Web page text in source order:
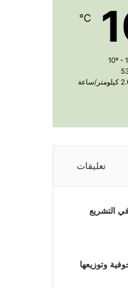
℃
ساعة
تعليقات
التشريع
وتوزيعها